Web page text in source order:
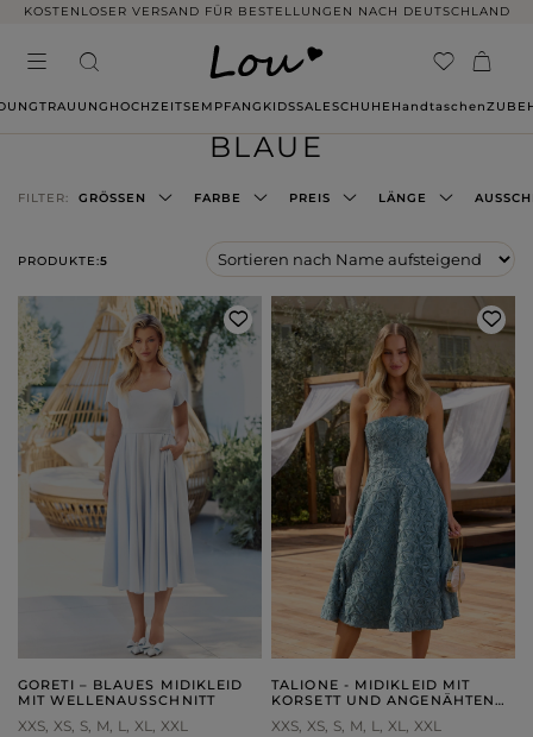
KOSTENLOSER VERSAND FÜR BESTELLUNGEN NACH DEUTSCHLAND
TRAUUNG HOCHZEITSEMPFANG KIDSSALESCHUHE Handtaschen
BLAUE
PRODUKTE:5
FILTER: GRÖSSEN FARBE PREIS LÄNGE
GORETI – BLAUES MIDIKLEID
MIT WELLENAUSSCHNITT
XXS XS S M L XL XXL
TALIONE - MIDIKLEID MIT
KORSETT UND ANGENÄHTEN
XXS XS S M L XL XXL